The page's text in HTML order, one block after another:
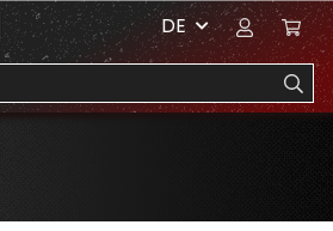
DE